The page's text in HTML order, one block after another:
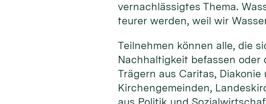
vernachlässigtes Thema.
teurer werden, weil wir
Teilnehmen können alle, die
Nachhaltigkeit befassen
Trägern aus Caritas,
Kirchengemeinden,